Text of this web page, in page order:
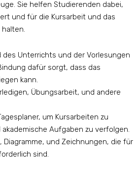
Sie helfen Studierenden dabei,
und für die Kursarbeit und das
des Unterrichts und der Vorlesungen
dafür sorgt, dass das
kann.
Übungsarbeit, und andere
um Kursarbeiten zu
Aufgaben zu verfolgen.
Diagramme, und Zeichnungen, die für
sind.